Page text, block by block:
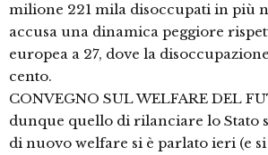
milione 221 mila disoccupati in più
accusa una dinamica peggiore
europea a 27, dove la
cento.
CONVEGNO SUL WELFARE DEL
dunque quello di rilanciare lo Stato
di nuovo welfare si è parlato ieri (e